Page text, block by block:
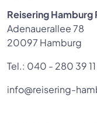
Reisering Hamburg
Adenauerallee 78
20097 Hamburg
Tel.: 040 - 280 39 11
info@reisering-